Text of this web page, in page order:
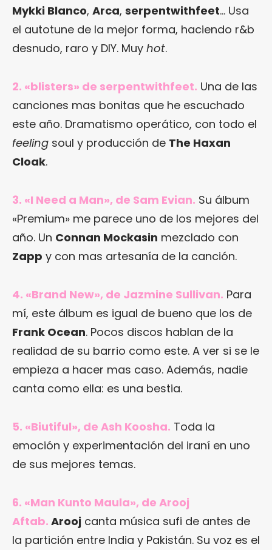
Mykki Blanco, Arca, serpentwithfeet… Usa
el autotune de la mejor forma, haciendo r&b
desnudo, raro y DIY. Muy hot.
2. «blisters» de serpentwithfeet. Una de las
canciones mas bonitas que he escuchado
este año. Dramatismo operático, con todo el
feeling soul y producción de The Haxan
Cloak.
3. «I Need a Man», de Sam Evian. Su álbum
«Premium» me parece uno de los mejores del
año. Un Connan Mockasin mezclado con
Zapp y con mas artesanía de la canción.
4. «Brand New», de Jazmine Sullivan. Para
mí, este álbum es igual de bueno que los de
Frank Ocean. Pocos discos hablan de la
realidad de su barrio como este. A ver si se le
empieza a hacer mas caso. Además, nadie
canta como ella: es una bestia.
5. «Biutiful», de Ash Koosha. Toda la
emoción y experimentación del iraní en uno
de sus mejores temas.
6. «Man Kunto Maula», de Arooj
Aftab. Arooj canta música sufi de antes de
la partición entre India y Pakistán. Su voz es el